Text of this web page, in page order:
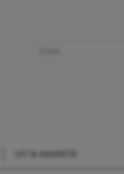
UIT & VAKANTIE